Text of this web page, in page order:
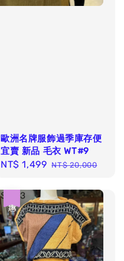
歐洲名牌服飾過季庫存便
宜賣 新品 毛衣 WT#9
Sale
NT$ 1,499 Regular
NT$ 20,000